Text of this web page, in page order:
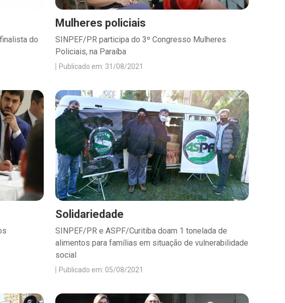
do
Mulheres policiais
SINPEF/PR participa do 3º Congresso Mulheres
Policiais, na Paraíba
Publicado em: 31/08/2021
Solidariedade
SINPEF/PR e ASPF/Curitiba doam 1 tonelada de
alimentos para famílias em situação de vulnerabilidade
social
Publicado em: 05/08/2021